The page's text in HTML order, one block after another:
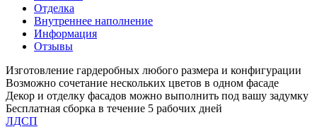
Отделка
Внутреннее наполнение
Информация
Отзывы
Изготовление гардеробных любого размера и конфигурации
Возможно сочетание нескольких цветов в одном фасаде
Декор и отделку фасадов можно выполнить под вашу задумку
Бесплатная сборка в течение 5 рабочих дней
ЛДСП